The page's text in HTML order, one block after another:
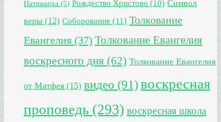
Патриарха (5) Рождество Христово (10) Символ
веры (12) Соборование (11) Толкование
Евангелия (37) Толкование Евангелия
воскресного дня (62) Толкование Евангелия
от Матфея (15) видео (91)воскресная
проповедь (293) воскресная школа